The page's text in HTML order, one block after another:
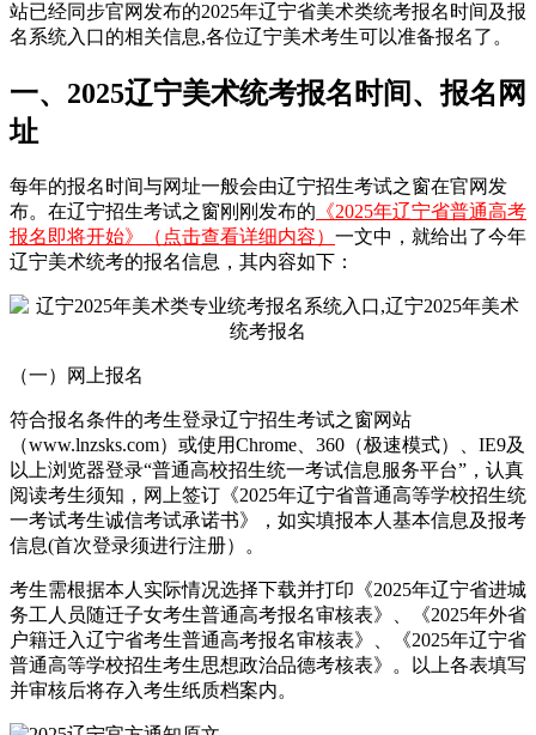
站已经同步官网发布的2025年辽宁省美术类统考报名时间及报
名系统入口的相关信息,各位辽宁美术考生可以准备报名了。
一、2025辽宁美术统考报名时间、报名网
址
每年的报名时间与网址一般会由辽宁招生考试之窗在官网发
布。在辽宁招生考试之窗刚刚发布的 《2025年辽宁省普通高考
报名即将开始》（点击查看详细内容） 一文中，就给出了今年
辽宁美术统考的报名信息，其内容如下：
（一）网上报名
符合报名条件的考生登录辽宁招生考试之窗网站
（www.lnzsks.com）或使用Chrome、360（极速模式）、IE9及
以上浏览器登录“普通高校招生统一考试信息服务平台”，认真
阅读考生须知，网上签订《2025年辽宁省普通高等学校招生统
一考试考生诚信考试承诺书》，如实填报本人基本信息及报考
信息(首次登录须进行注册）。
考生需根据本人实际情况选择下载并打印《2025年辽宁省进城
务工人员随迁子女考生普通高考报名审核表》、《2025年外省
户籍迁入辽宁省考生普通高考报名审核表》、《2025年辽宁省
普通高等学校招生考生思想政治品德考核表》。以上各表填写
并审核后将存入考生纸质档案内。